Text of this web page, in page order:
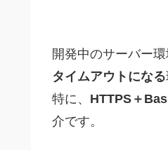
開発中のサーバー
タイムアウトになる
特に、 HTTPS＋
介です。